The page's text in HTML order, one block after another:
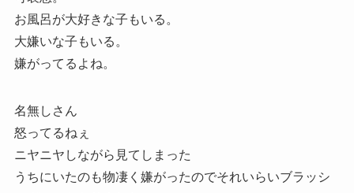
お風呂が大好きな子もいる。
大嫌いな子もいる。
嫌がってるよね。
名無しさん
怒ってるねぇ
ニヤニヤしながら見てしまった
うちにいたのも物凄く嫌がったのでそれいらいブラッシ